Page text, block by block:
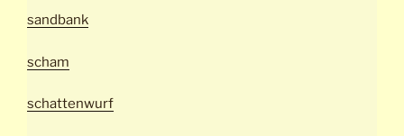
sandbank
scham
schattenwurf